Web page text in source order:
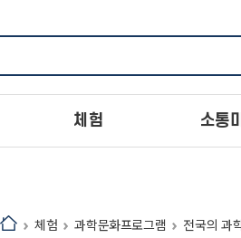
체험 소통
체험 과학문화프로그램 전국의 과